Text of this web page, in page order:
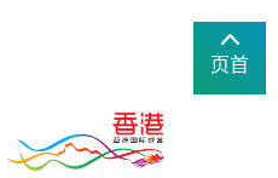
页首